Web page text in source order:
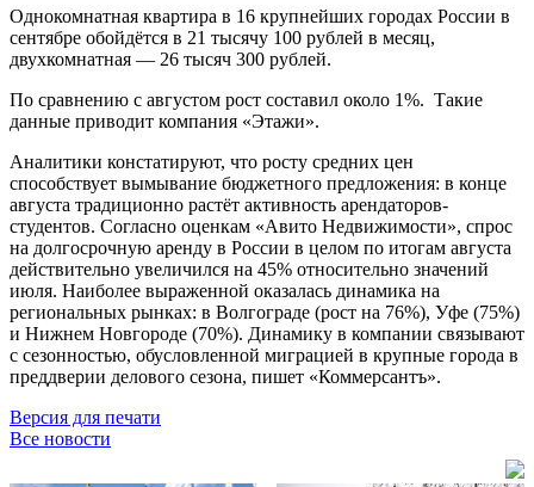
Однокомнатная квартира в 16 крупнейших городах России в
сентябре обойдётся в 21 тысячу 100 рублей в месяц,
двухкомнатная — 26 тысяч 300 рублей.
По сравнению с августом рост составил около 1%. Такие
данные приводит компания «Этажи».
Аналитики констатируют, что росту средних цен
способствует вымывание бюджетного предложения: в конце
августа традиционно растёт активность арендаторов-
студентов. Согласно оценкам «Авито Недвижимости», спрос
на долгосрочную аренду в России в целом по итогам августа
действительно увеличился на 45% относительно значений
июля. Наиболее выраженной оказалась динамика на
региональных рынках: в Волгограде (рост на 76%), Уфе (75%)
и Нижнем Новгороде (70%). Динамику в компании связывают
с сезонностью, обусловленной миграцией в крупные города в
преддверии делового сезона, пишет «Коммерсантъ».
Версия для печати
Все новости